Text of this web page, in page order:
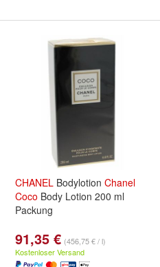
CHANEL Bodylotion Chanel
Coco Body Lotion 200 ml
Packung
91,35 € (456,75 € / l)
Kostenloser Versand